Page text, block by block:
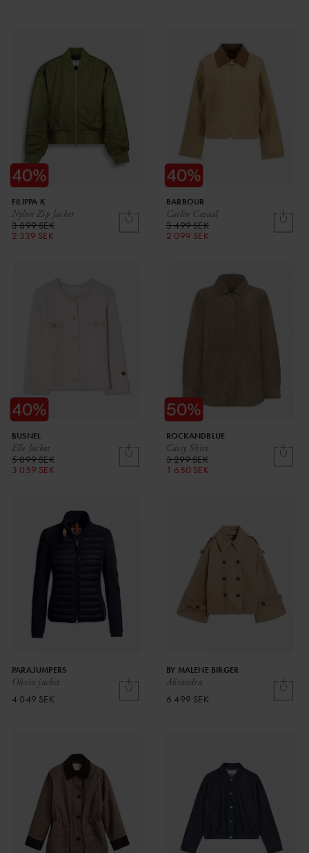
Nylon Zip Jacket
FILIPPA K
3 899 SEK
2 339 SEK
Catlin Casual
BARBOUR
3 499 SEK
2 099 SEK
Elle Jacket
BUSNEL
5 099 SEK
3 059 SEK
Cassy Shirt
ROCKANDBLUE
3 299 SEK
1 650 SEK
Olivia jacket
PARAJUMPERS
4 049 SEK
Alisandra
BY MALENE BIRGER
6 499 SEK